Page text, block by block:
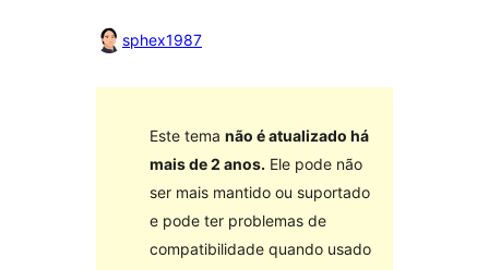
sphex1987
Este tema não é atualizado há
mais de 2 anos. Ele pode não
ser mais mantido ou suportado
e pode ter problemas de
compatibilidade quando usado